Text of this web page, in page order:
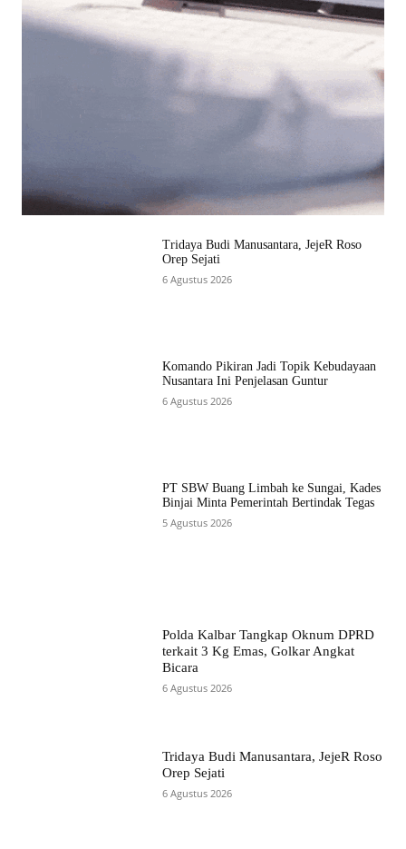
Tridaya Budi Manusantara, JejeR Roso
Orep Sejati
6 Agustus 2026
Komando Pikiran Jadi Topik Kebudayaan
Nusantara Ini Penjelasan Guntur
6 Agustus 2026
PT SBW Buang Limbah ke Sungai, Kades
Binjai Minta Pemerintah Bertindak Tegas
5 Agustus 2026
Polda Kalbar Tangkap Oknum DPRD
terkait 3 Kg Emas, Golkar Angkat
Bicara
6 Agustus 2026
Tridaya Budi Manusantara, JejeR Roso
Orep Sejati
6 Agustus 2026